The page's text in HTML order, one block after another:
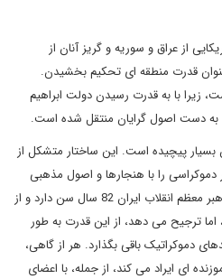
از عراق و سوریه و گریز آنان از
قدرت منطقه ای تحکیم بخشیدن.
زیرا با به قدرت رسیدن دولت ابراهیم
دست اصول گرایان منتقل شده است.
بسیار پیچیده است. این ساختار متشکل از
را با هنجارها و اصول مذهبی
ترکیب می کند. آیت الله خامنه ای، رهبر معظم انقلاب ایران 82 سال سن دارد و از
اما ترجیح می دهد، از این قدرت به طور
دموکراتیک باقی بگذارد. هر از گاهی،
ای ایراد می کند، از جمله، با اعضای